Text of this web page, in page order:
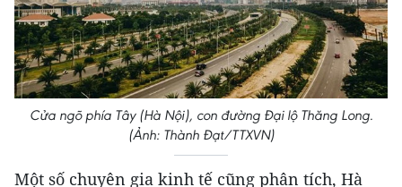
Cửa ngõ phía Tây (Hà Nội), con đường Đại lộ Thăng Long.
(Ảnh: Thành Đạt/TTXVN)
Một số chuyên gia kinh tế cũng phân tích, Hà